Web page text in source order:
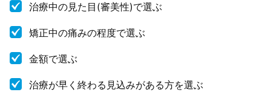
治療中の見た目(審美性)で選ぶ
矯正中の痛みの程度で選ぶ
金額で選ぶ
治療が早く終わる見込みがある方を選ぶ